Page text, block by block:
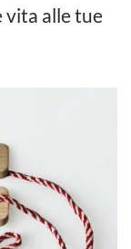
vita alle tue